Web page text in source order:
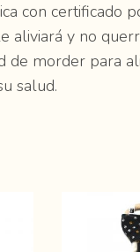
con certificado
aliviará y no
de morder para
salud.